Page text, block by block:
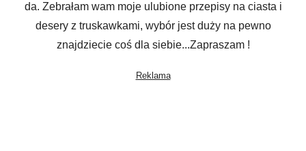
da. Zebrałam wam moje ulubione przepisy na ciasta i
desery z truskawkami, wybór jest duży na pewno
znajdziecie coś dla siebie...Zapraszam !